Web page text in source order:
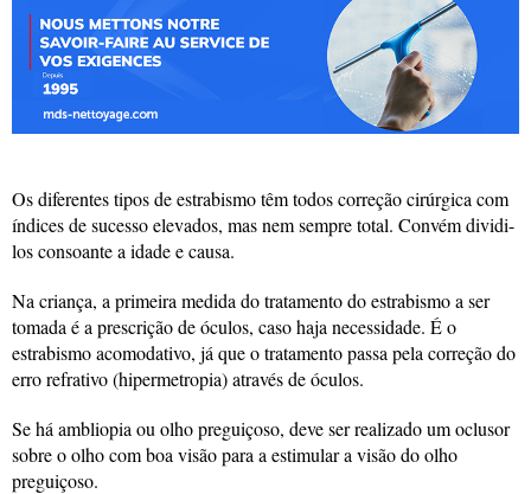
Os diferentes tipos de estrabismo têm todos correção cirúrgica com
índices de sucesso elevados, mas nem sempre total. Convém dividi-
los consoante a idade e causa.
Na criança, a primeira medida do tratamento do estrabismo a ser
tomada é a prescrição de óculos, caso haja necessidade. É o
estrabismo acomodativo, já que o tratamento passa pela correção do
erro refrativo (hipermetropia) através de óculos.
Se há ambliopia ou olho preguiçoso, deve ser realizado um oclusor
sobre o olho com boa visão para a estimular a visão do olho
preguiçoso.